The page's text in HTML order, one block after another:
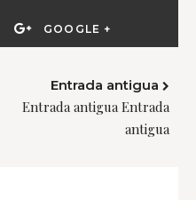
GOOGLE +
Entrada antigua
Entrada antigua Entrada
antigua